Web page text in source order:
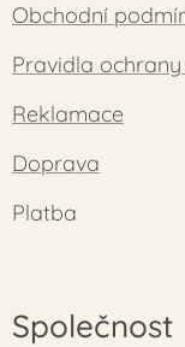
Obchodní
Pravidla
Reklamace
Doprava
Platba
Společnost